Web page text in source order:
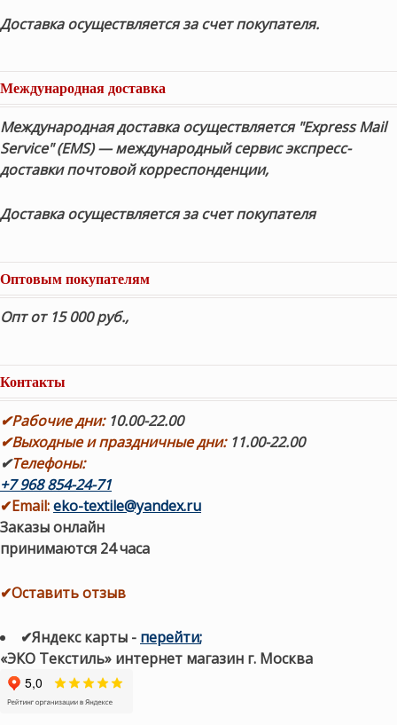
Доставка осуществляется за счет покупателя.
Международная доставка
Международная доставка осуществляется "Express Mail
Service" (EMS) — международный сервис экспресс-
доставки почтовой корреспонденции,
Доставка осуществляется за счет покупателя
Оптовым покупателям
Опт от 15 000 руб.,
Контакты
✔Рабочие дни: 10.00-22.00
✔Выходные и праздничные дни:11.00-22.00
✔Телефоны:
+7 968 854-24-71
✔Email:eko-textile@yandex.ru
Заказы онлайн
принимаются 24 часа
✔Оставить отзыв
✔Яндекс карты - перейти;
«ЭКО Текстиль» интернет магазин г. Москва